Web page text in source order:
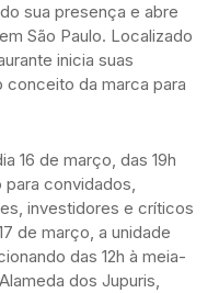
sua presença e abre
São Paulo. Localizado
inicia suas
da marca para
16 de março, das 19h
convidados,
investidores e críticos
de março, a unidade
das 12h à meia-
dos Jupuris,